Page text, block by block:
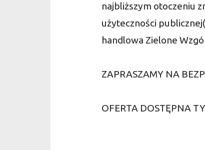
najbliższym otoczeniu
użyteczności
handlowa Zielone
ZAPRASZAMY NA
OFERTA DOSTĘPNA